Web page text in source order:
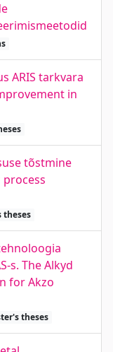
ARIS tarkvara
in
tõstmine
process
theses
s. The Alkyd
for Akzo
theses